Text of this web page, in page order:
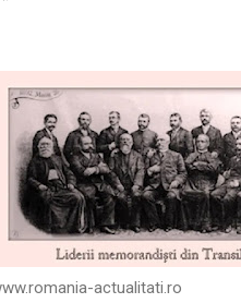
actualitati.ro